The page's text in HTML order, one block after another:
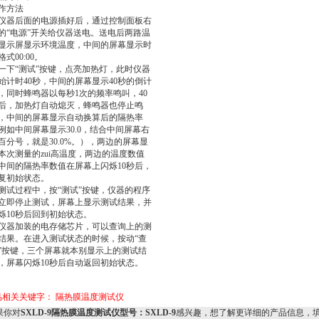
方法
器后面的电源插好后，通过控制面板右
“电源”开关给仪器送电。送电后两路温
示屏显示环境温度，中间的屏幕显示时
式00:00。
下“测试”按键，点亮加热灯，此时仪器
计时40秒，中间的屏幕显示40秒的倒计
同时蜂鸣器以每秒1次的频率鸣叫，40
，加热灯自动熄灭，蜂鸣器也停止鸣
中间的屏幕显示自动换算后的隔热率
如中间屏幕显示30.0，结合中间屏幕右
分号，就是30.0%。），两边的屏幕显
次测量的zui高温度，两边的温度数值
间的隔热率数值在屏幕上闪烁10秒后，
初始状态。
试过程中，按“测试”按键，仪器的程序
即停止测试，屏幕上显示测试结果，并
10秒后回到初始状态。
器加装的电存储芯片，可以查询上的测
果。在进入测试状态的时候，按动“查
按键，三个屏幕就本别显示上的测试结
屏幕闪烁10秒后自动返回初始状态。
关关键字： 隔热膜温度测试仪
对SXLD-9隔热膜温度测试仪型号：SXLD-9感兴趣，想了解更详细的产品信息，